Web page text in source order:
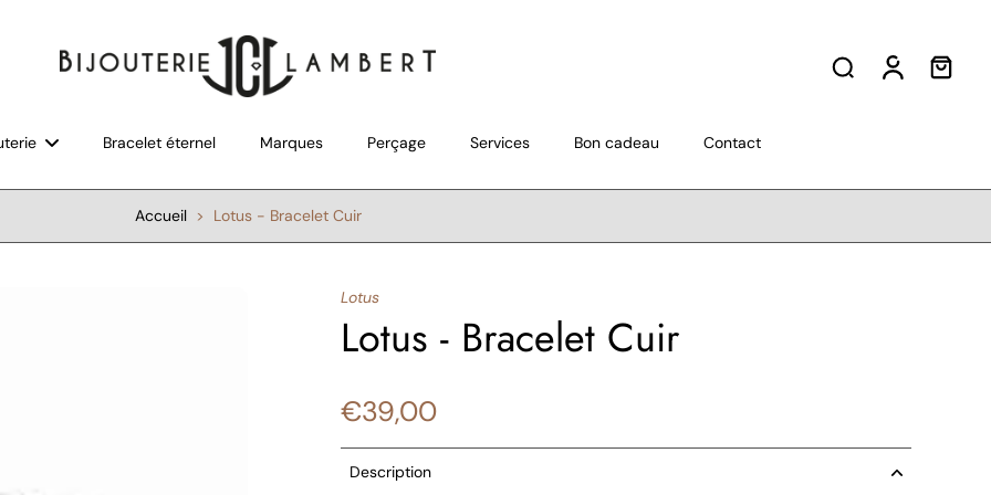
Bracelet éternel Marques Perçage Services Bon cadeau Contact
Accueil > Lotus - Bracelet Cuir
Lotus
Lotus - Bracelet Cuir
€39,00
Description